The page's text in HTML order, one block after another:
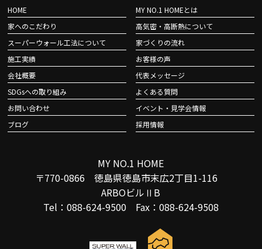
HOME
MY NO.1 HOMEとは
家へのこだわり
高気密・高断熱について
スーパーウォール工法について
家づくりの流れ
施工実績
お客様の声
会社概要
代表メッセージ
SDGsへの取り組み
よくある質問
お問い合わせ
イベント・見学会情報
ブログ
採用情報
MY NO.1 HOME
〒770-0866 徳島県徳島市末広2丁目1-116
ARBOビルⅡB
Tel：088-624-9500 Fax：088-624-9508